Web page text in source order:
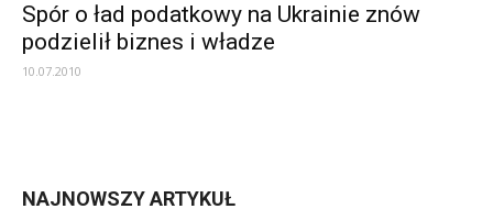
Spór o ład podatkowy na Ukrainie znów
podzielił biznes i władze
10.07.2010
NAJNOWSZY ARTYKUŁ